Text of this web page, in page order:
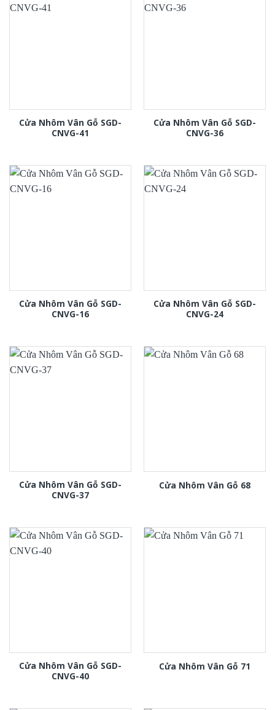
Cửa Nhôm Vân Gỗ SGD-
CNVG-41
Cửa Nhôm Vân Gỗ SGD-
CNVG-36
Cửa Nhôm Vân Gỗ SGD-
CNVG-16
Cửa Nhôm Vân Gỗ SGD-
CNVG-24
Cửa Nhôm Vân Gỗ SGD-
CNVG-37
Cửa Nhôm Vân Gỗ 68
Cửa Nhôm Vân Gỗ SGD-
CNVG-40
Cửa Nhôm Vân Gỗ 71